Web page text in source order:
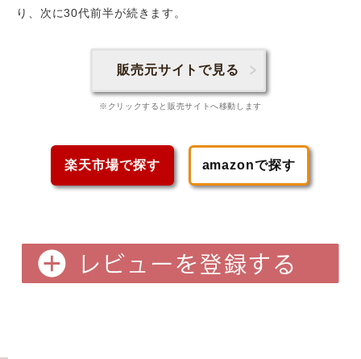
り、次に30代前半が続きます。
販売元サイトで見る
※クリックすると販売サイトへ移動します
楽天市場で探す amazonで探す